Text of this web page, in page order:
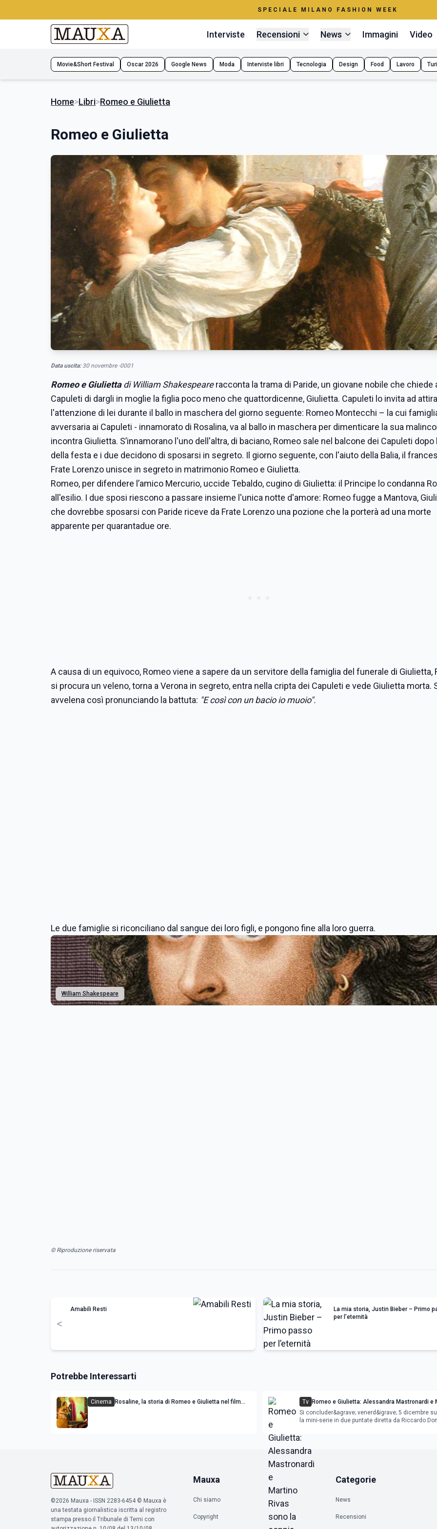
SPECIALE MILANO FASHION WEEK
Interviste Recensioni News Immagini Video
Movie&Short Festival Oscar 2026 Google News Moda Interviste libri Tecnologia Design Food Lavoro
Home>Libri>Romeo e Giulietta
Romeo e Giulietta
Data uscita:30 novembre -0001
Romeo e Giuliettadi William Shakespeareracconta la trama di Paride, un giovane nobile che chiede
Capuleti di dargli in moglie la figlia poco meno che quattordicenne, Giulietta. Capuleti lo invita ad
l'attenzione di lei durante il ballo in maschera del giorno seguente: Romeo Montecchi – la cui
avversaria ai Capuleti - innamorato di Rosalina, va al ballo in maschera per dimenticare la sua
incontra Giulietta. S’innamorano l'uno dell'altra, di baciano, Romeo sale nel balcone dei Capuleti dopo
della festa e i due decidono di sposarsi in segreto. Il giorno seguente, con l'aiuto della Balia, il
Frate Lorenzo unisce in segreto in matrimonio Romeo e Giulietta.
Romeo, per difendere l’amico Mercurio, uccide Tebaldo, cugino di Giulietta: il Principe lo condanna
all'esilio. I due sposi riescono a passare insieme l'unica notte d'amore: Romeo fugge a Mantova,
che dovrebbe sposarsi con Paride riceve da Frate Lorenzo una pozione che la porterà ad una morte
apparente per quarantadue ore.
A causa di un equivoco, Romeo viene a sapere da un servitore della famiglia del funerale di Giulietta,
si procura un veleno, torna a Verona in segreto, entra nella cripta dei Capuleti e vede Giulietta morta.
avvelena così pronunciando la battuta: "E così con un bacio io muoio".
Le due famiglie si riconciliano dal sangue dei loro figli, e pongono fine alla loro guerra.
William Shakespeare
© Riproduzione riservata
<
Amabili Resti
La mia storia, Justin Bieber – Primo
per l’eternità
Potrebbe Interessarti
Cinema Rosaline, la storia di Romeo e Giulietta nel film
Tv Romeo e Giulietta: Alessandra Mastronardi e
Rivas sono la coppia pi&ugrave; famosa della
letteratura
Si concluder&agrave; venerd&igrave; 5 dicembre
la mini-serie in due puntate diretta da Riccardo
pi&ugrave; famose di Willia
©2026 Mauxa - ISSN 2283-6454 © Mauxa è
una testata giornalistica iscritta al registro
stampa presso il Tribunale di Terni con
Mauxa
Chi siamo
Copyright
Categorie
News
Recensioni